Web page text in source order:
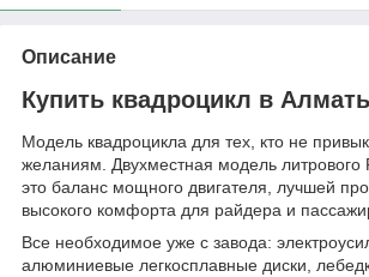
Описание
Купить квадроцикл в
Модель квадроцикла для тех, кто не
желаниям. Двухместная модель литрового
это баланс мощного двигателя, лучшей
высокого комфорта для райдера и
Все необходимое уже с завода:
алюминиевые легкосплавные диски,